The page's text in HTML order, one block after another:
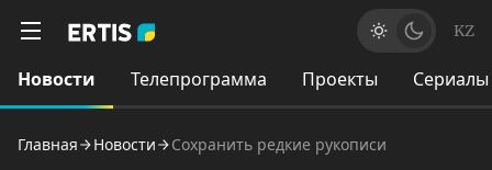
KZ
Новости Телепрограмма Проекты Сериалы
Главная Новости Сохранить редкие рукописи